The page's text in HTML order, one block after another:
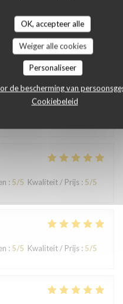
OK, accepteer alle
Weiger alle cookies
Personaliseer
de bescherming van
Cookiebeleid
/5 Kwaliteit / Prijs:
: 5/5 Kwaliteit / Prijs : 5/5
: 5/5 Kwaliteit / Prijs : 5/5